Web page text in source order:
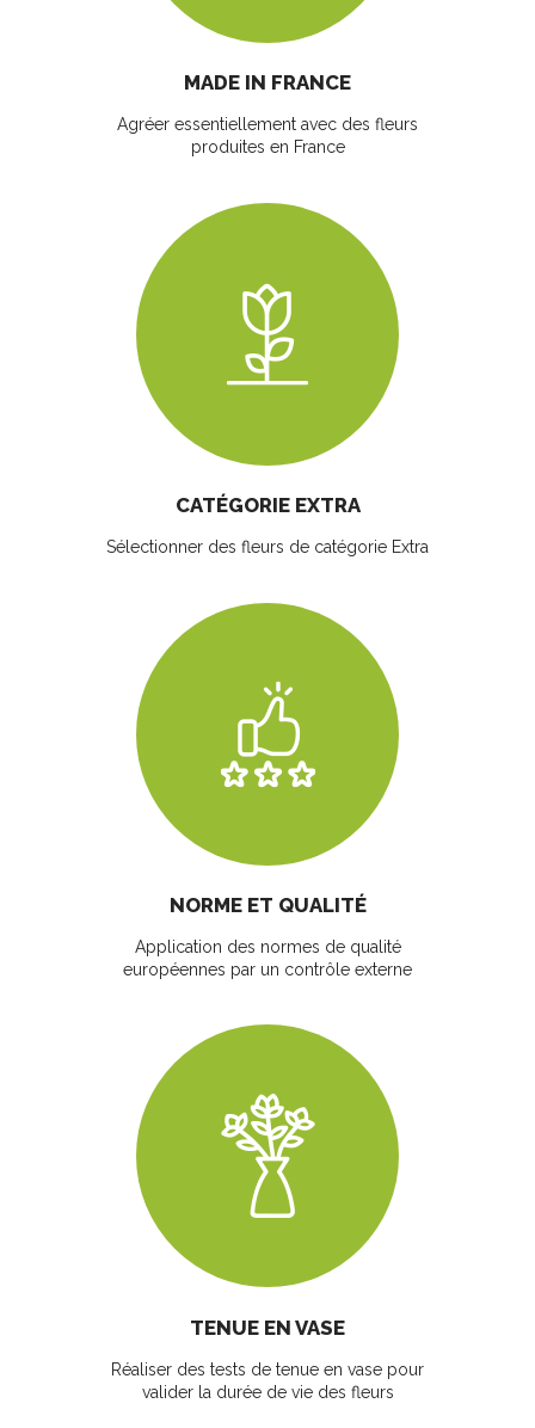
MADE IN FRANCE
Agréer essentiellement avec des fleurs
produites en France
CATÉGORIE EXTRA
Sélectionner des fleurs de catégorie Extra
NORME ET QUALITÉ
Application des normes de qualité
européennes par un contrôle externe
TENUE EN VASE
Réaliser des tests de tenue en vase pour
valider la durée de vie des fleurs